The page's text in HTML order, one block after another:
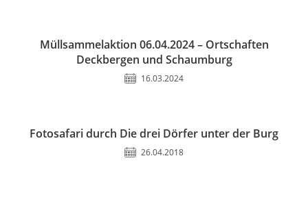
Müllsammelaktion 06.04.2024 – Ortschaften
Deckbergen und Schaumburg
16.03.2024
Fotosafari durch Die drei Dörfer unter der Burg
26.04.2018